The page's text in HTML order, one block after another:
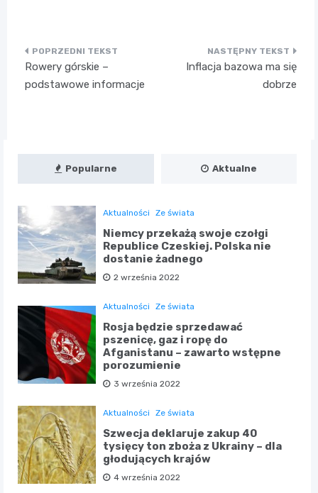
Nawigacja
wpisu
Rowery górskie –
podstawowe informacje
Inflacja bazowa ma się
dobrze
Popularne Aktualne
Aktualności Ze świata
Niemcy przekażą swoje czołgi
Republice Czeskiej. Polska nie
dostanie żadnego
2 września 2022
Aktualności Ze świata
Rosja będzie sprzedawać
pszenicę, gaz i ropę do
Afganistanu – zawarto wstępne
porozumienie
3 września 2022
Aktualności Ze świata
Szwecja deklaruje zakup 40
tysięcy ton zboża z Ukrainy – dla
głodujących krajów
4 września 2022